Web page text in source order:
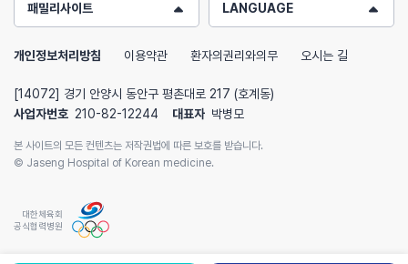
패밀리사이트 LANGUAGE
개인정보처리방침 이용약관 환자의권리와의무 오시는 길
[14072] 경기 안양시 동안구 평촌대로 217 (호계동)
사업자번호 210-82-12244 대표자 박병모
본 사이트의 모든 컨텐츠는 저작권법에 따른 보호를 받습니다.
© Jaseng Hospital of Korean medicine.
대한체육회
공식협력병원